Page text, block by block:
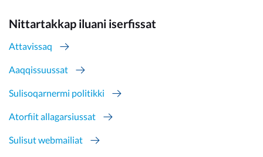
Nittartakkap iluani iserfissat
Attavissaq
Aaqqissuussat
Sulisoqarnermi politikki
Atorfiit allagarsiussat
Sulisut webmailiat